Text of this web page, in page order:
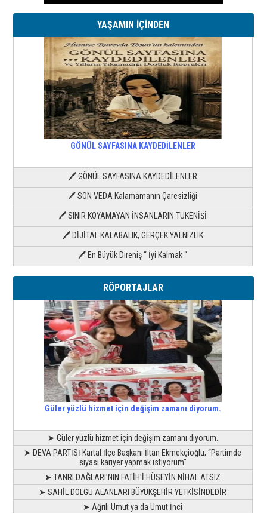
YAŞAMIN İÇİNDEN
GÖNÜL SAYFASINA KAYDEDİLENLER
🖊 GÖNÜL SAYFASINA KAYDEDİLENLER
🖊 SON VEDA Kalamamanın Çaresizliği
🖊 SINIR KOYAMAYAN İNSANLARIN TÜKENİŞİ
🖊 DİJİTAL KALABALIK, GERÇEK YALNIZLIK
🖊 En Büyük Direniş “ İyi Kalmak “
RÖPORTAJLAR
Güler yüzlü hizmet için değişim zamanı diyorum.
➤ Güler yüzlü hizmet için değişim zamanı diyorum.
➤ DEVA PARTİSİ Kartal İlçe Başkanı İltan Ekmekçioğlu; “Partimde
siyasi kariyer yapmak istiyorum”
➤ TANRI DAĞLARI’NIN FATİH’İ HÜSEYİN NİHAL ATSIZ
➤ SAHİL DOLGU ALANLARI BÜYÜKŞEHİR YETKİSİNDEDİR
➤ Ağrılı Umut ya da Umut İnci